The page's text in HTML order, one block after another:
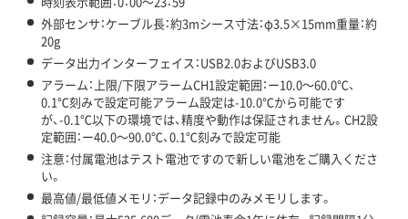
外部センサ：ケーブル長：約3mシース寸法：φ3.5×15mm重量：約
20g
データ出力インターフェイス：USB2.0およびUSB3.0
アラーム：上限/下限アラームCH1設定範囲：ー10.0～60.0℃、
0.1℃刻みで設定可能アラーム設定は-10.0℃から可能です
が、-0.1℃以下の環境では、精度や動作は保証されません。CH2設
定範囲：ー40.0～90.0℃、0.1℃刻みで設定可能
注意：付属電池はテスト電池ですので新しい電池をご購入くださ
い。
最高値/最低値メモリ：データ記録中のみメモリします。